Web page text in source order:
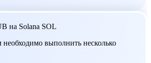
на Solana SOL
необходимо выполнить несколько